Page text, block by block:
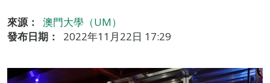
來源：
澳門大學（UM）
發布日期：
2022年11月22日 17:29